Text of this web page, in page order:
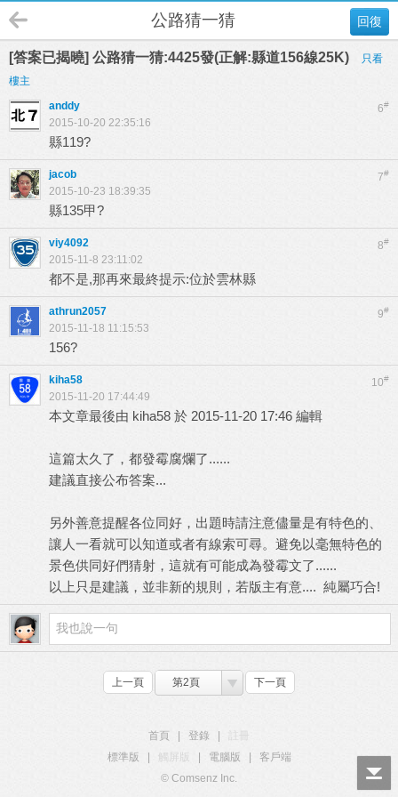
回復
公路猜一猜
[答案已揭曉] 公路猜一猜:4425發(正解:縣道156線25K)
只看
樓主
6#
anddy
2015-10-20 22:35:16
縣119?
7#
jacob
2015-10-23 18:39:35
縣135甲?
8#
viy4092
2015-11-8 23:11:02
都不是,那再來最終提示:位於雲林縣
9#
athrun2057
2015-11-18 11:15:53
156?
10#
kiha58
2015-11-20 17:44:49
本文章最後由 kiha58 於 2015-11-20 17:46 編輯
這篇太久了，都發霉腐爛了......
建議直接公布答案...
另外善意提醒各位同好，出題時請注意儘量是有特色的、
讓人一看就可以知道或者有線索可尋。避免以毫無特色的
景色供同好們猜射，這就有可能成為發霉文了......
以上只是建議，並非新的規則，若版主有意.... 純屬巧合!
上一頁 第2頁 下一頁
首頁 登錄
標準版
電腦版
客戶端
© Comsenz Inc.